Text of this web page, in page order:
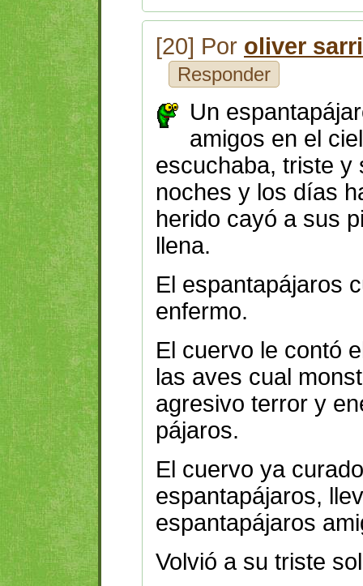
[20] Por oliver
Responder
Un
amigos en el
escuchaba, triste y
noches y los días
herido cayó a sus
llena.
El espantapájaros
enfermo.
El cuervo le contó
las aves cual
agresivo terror y
pájaros.
El cuervo ya
espantapájaros,
espantapájaros
Volvió a su triste